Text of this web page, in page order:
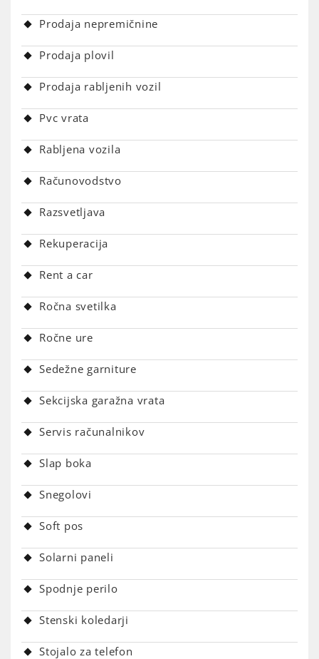
Prodaja nepremičnine
Prodaja plovil
Prodaja rabljenih vozil
Pvc vrata
Rabljena vozila
Računovodstvo
Razsvetljava
Rekuperacija
Rent a car
Ročna svetilka
Ročne ure
Sedežne garniture
Sekcijska garažna vrata
Servis računalnikov
Slap boka
Snegolovi
Soft pos
Solarni paneli
Spodnje perilo
Stenski koledarji
Stojalo za telefon